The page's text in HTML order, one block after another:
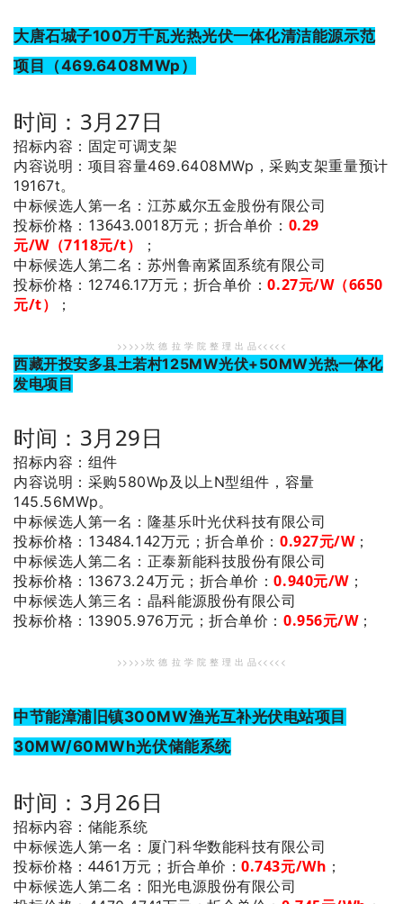
大唐石城子100万千瓦光热光伏一体化清洁能源示范
项目（469.6408MWp）
时间：3月27日
招标内容：固定可调支架
内容说明：项目容量469.6408MWp，采购支架重量预计
19167t。
中标候选人第一名 ：江苏威尔五金股份有限公司
投标价格：13643.0018万元； 折合单价： 0.29
元/W（7118元/t）
；
中标候选人第二名 ：苏州鲁南紧固系统有限公司
投标价格：12746.17万元； 折合单价：0.27元/W（6650
元/t）
；
>>>>>坎 德 拉 学 院 整 理 出 品<<<<<
西藏开投安多县土若村125MW光伏+50MW光热一体化
发电项目
时间：3月29日
招标内容：组件
内容说明：采购580Wp及以上N型组件，容量
145.56MWp。
中标候选人第一名 ：隆基乐叶光伏科技有限公司
投标价格：13484.142万元；折合单价： 0.927元/W；
中标候选人第二名 ：正泰新能科技股份有限公司
投标价格：13673.24万元； 折合单价：0.940元/W；
中标候选人第三名 ：晶科能源股份有限公司
投标价格：13905.976万元；折合单价： 0.956元/W；
>>>>>坎 德 拉 学 院 整 理 出 品<<<<<
中节能漳浦旧镇300MW渔光互补光伏电站项目
30MW/60MWh光伏储能系统
时间：3月26日
招标内容：储能系统
中标候选人第一名 ：厦门科华数能科技有限公司
投标价格：4461万元； 折合单价：0.743元/Wh ；
中标候选人第二名 ：阳光电源股份有限公司